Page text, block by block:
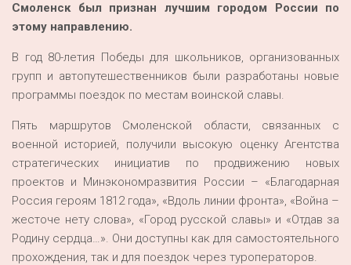
Смоленск был признан лучшим городом России по
этому направлению.
В год 80-летия Победы для школьников, организованных
групп и автопутешественников были разработаны новые
программы поездок по местам воинской славы.
Пять маршрутов Смоленской области, связанных с
военной историей, получили высокую оценку Агентства
стратегических инициатив по продвижению новых
проектов и Минэкономразвития России – «Благодарная
Россия героям 1812 года», «Вдоль линии фронта», «Война –
жесточе нету слова», «Город русской славы» и «Отдав за
Родину сердца…». Они доступны как для самостоятельного
прохождения, так и для поездок через туроператоров.